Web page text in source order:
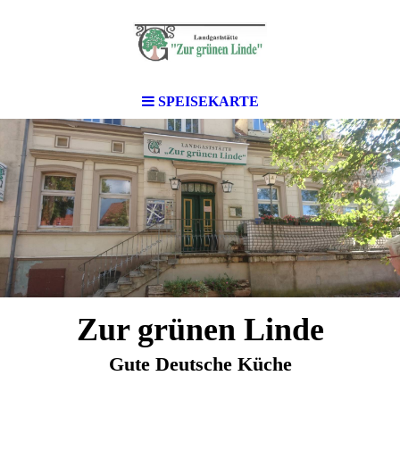
SPEISEKARTE
Zur grünen Linde
Gute Deutsche Küche